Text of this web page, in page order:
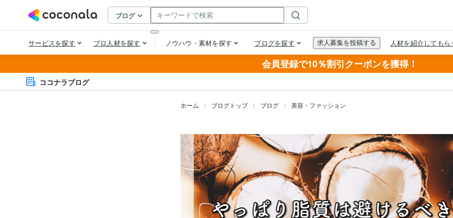
会員登録で10％割引クーポンを獲得！
ココナラブログ
ホーム ブログトップ ブログ 美容・ファッション